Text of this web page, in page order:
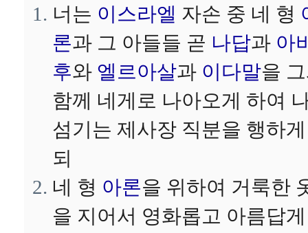
너는 이스라엘 자손 중 네 형
론과 그 아들들 곧 나답과 아
후와 엘르아살과 이다말을
함께 네게로 나아오게 하여
섬기는 제사장 직분을 행하
되
네 형 아론을 위하여 거룩한
을 지어서 영화롭고 아름답